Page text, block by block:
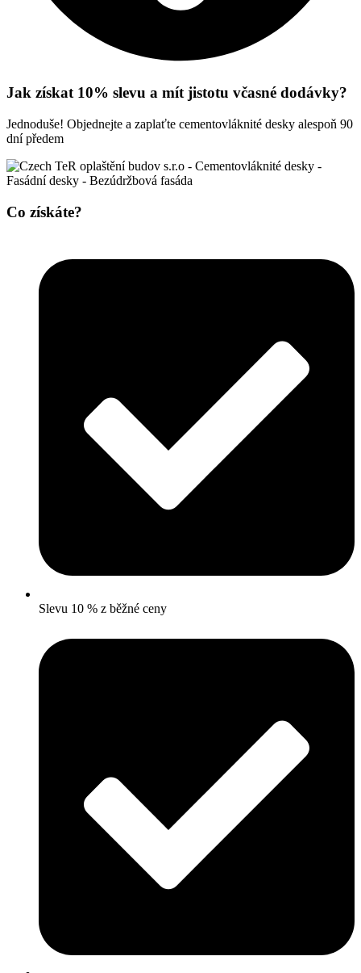
Jak získat 10% slevu a mít jistotu včasné dodávky?
Jednoduše! Objednejte a zaplaťte cementovláknité desky alespoň 90
dní předem
Co získáte?
Slevu 10 % z běžné ceny